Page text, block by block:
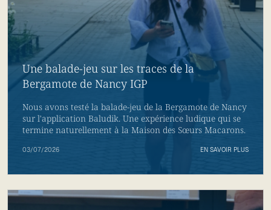
Une balade-jeu sur les traces de la
Bergamote de Nancy IGP
Nous avons testé la balade-jeu de la Bergamote de Nancy
sur l'application Baludik. Une expérience ludique qui se
termine naturellement à la Maison des Sœurs Macarons.
03/07/2026 EN SAVOIR PLUS